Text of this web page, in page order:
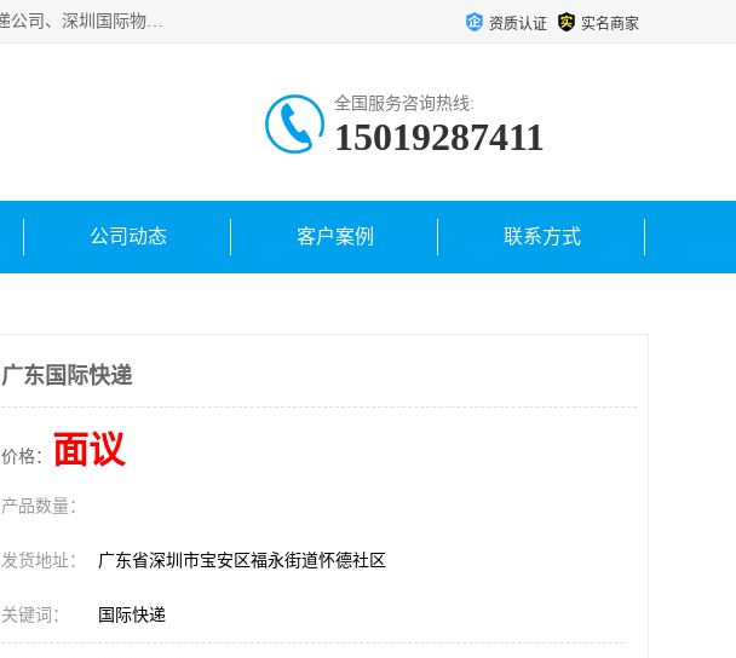
深圳市鑫飞速国际物流有限公司是一家从事深圳国际快递，业务涵盖范围：深圳DHL国际快递、深圳国际快递公司、深圳国际物流公司、深圳国际快递、深圳DHL国际快递电话可拨打全国服务热线：15019287411。欢迎各位亲来人来电到我司洽谈合作。 资质认证 实名商家
全国服务咨询热线:
15019287411
公司动态 客户案例 联系方式
广东国际快递
价格： 面议
产品数量：
发货地址： 广东省深圳市宝安区福永街道怀德社区
关键词： 国际快递